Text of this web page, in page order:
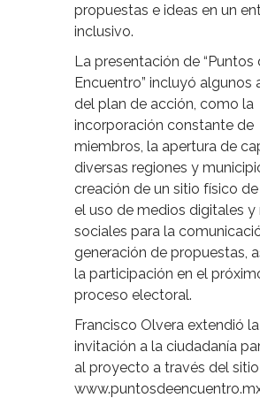
propuestas e ideas en un
inclusivo.
La presentación de “Puntos
Encuentro” incluyó algunos
del plan de acción, como la
incorporación constante de
miembros, la apertura de
diversas regiones y
creación de un sitio físico de
el uso de medios digitales y
sociales para la
generación de propuestas,
la participación en el
proceso electoral.
Francisco Olvera extendió la
invitación a la ciudadanía
al proyecto a través del